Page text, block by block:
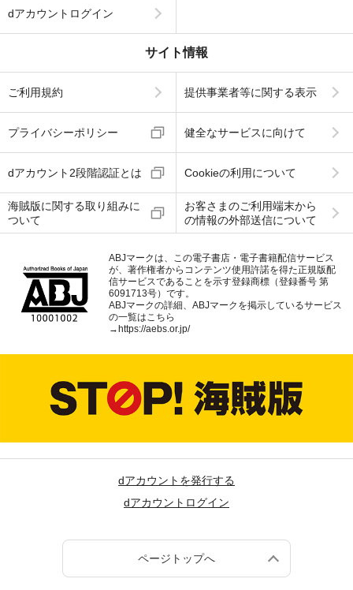
dアカウントログイン
サイト情報
ご利用規約 提供事業者等に関する表示
プライバシーポリシー 健全なサービスに向けて
dアカウント2段階認証とは Cookieの利用について
海賊版に関する取り組みに
ついて
お客さまのご利用端末から
の情報の外部送信について
ABJマークは、この電子書店・電子書籍配信サービス
が、著作権者からコンテンツ使用許諾を得た正規版配
信サービスであることを示す登録商標（登録番号 第
6091713号）です。
ABJマークの詳細、ABJマークを掲示しているサービス
の一覧はこちら
→ https://aebs.or.jp/
dアカウントを発行する
dアカウントログイン
ページトップへ